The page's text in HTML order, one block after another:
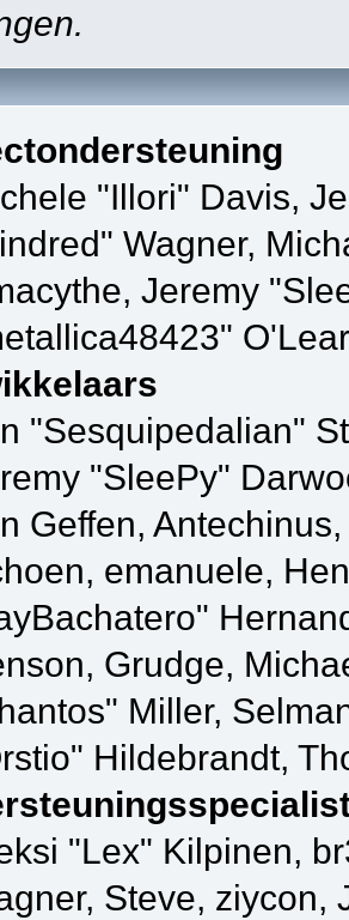
"Illori" Davis,
Wagner,
Jeremy
"Sesquipedalian"
"SleePy"
Geffen,
emanuele,
Grudge,
Miller,
Hildebrandt,
"Lex" Kilpinen,
Steve, ziycon,